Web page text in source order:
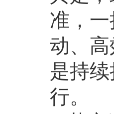
准，
动、高
是持
行。